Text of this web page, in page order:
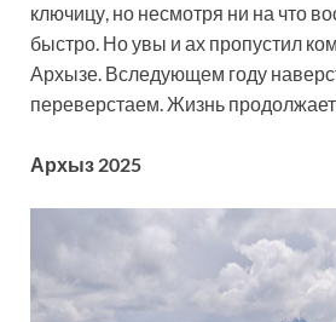
ключицу, но несмотря ни на что
быстро. Но увы и ах пропустил
Архызе. Вследующем году
переверстаем. Жизнь
Архыз 2025